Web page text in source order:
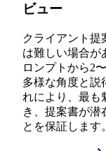
ビュー
クライアント提
は難しい場合が
ロンプトから2
多様な角度と説
れにより、最も
き、提案書が潜
とを保証します